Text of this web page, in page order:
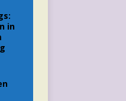
in